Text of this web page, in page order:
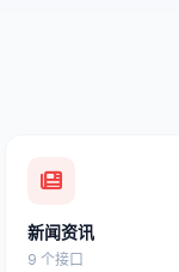
新闻资讯
9 个接口